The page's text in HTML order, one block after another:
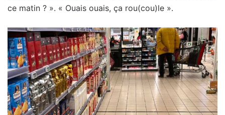
ce matin ? ». « Ouais ouais, ça rou(cou)le ».